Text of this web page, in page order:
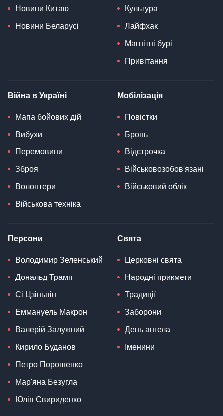
Новини Китаю
Новини Беларусі
Культура
Лайфхак
Магнітні бурі
Привітання
Війна в Україні
Мапа бойових дій
Вибухи
Перемовини
Зброя
Волонтери
Військова техніка
Мобілізація
Повістки
Бронь
Відстрочка
Військовозобов'язані
Військовий облік
Персони
Володимир Зеленський
Дональд Трамп
Сі Цзіньпін
Еммануель Макрон
Валерій Залужний
Кирило Буданов
Петро Порошенко
Мар'яна Безугла
Юлія Свириденко
Свята
Церковні свята
Народні прикмети
Традиції
Заборони
День ангела
Іменини